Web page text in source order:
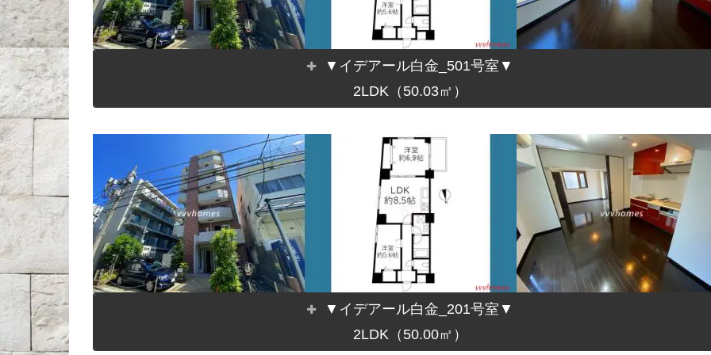
▼イデアール白金_501号室▼
2LDK（50.03㎡）
▼イデアール白金_201号室▼
2LDK（50.00㎡）